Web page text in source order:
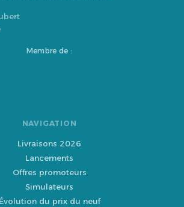
Membre de :
NAVIGATION
Livraisons 2026
Lancements
Offres promoteurs
Simulateurs
Évolution du prix du neuf